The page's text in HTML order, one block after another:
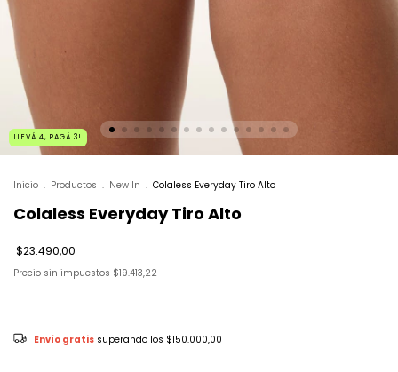
LLEVÁ 4, PAGÁ 3!
Inicio . Productos . New In . Colaless Everyday Tiro Alto
Colaless Everyday Tiro Alto
$23.490,00
Precio sin impuestos $19.413,22
Envío gratis superando los $150.000,00